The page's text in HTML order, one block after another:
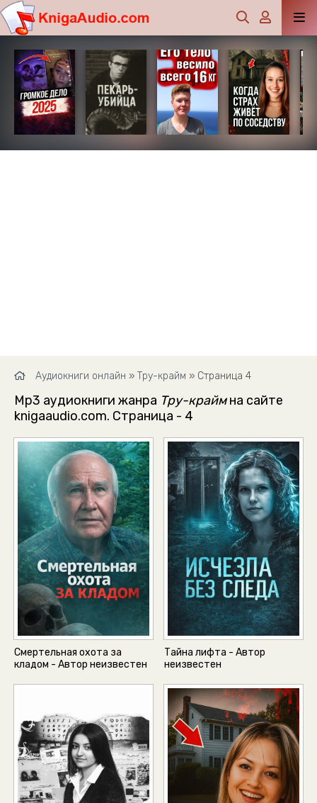
Аудиокниги онлайн » Тру-крайм » Страница 4
Mp3 аудиокниги жанра Тру-краймна сайте
knigaaudio.com. Страница - 4
Смертельная охота за
кладом - Автор неизвестен
Тайна лифта - Автор
неизвестен